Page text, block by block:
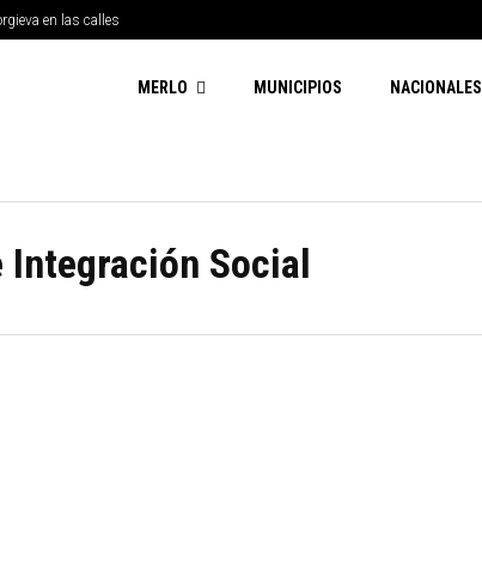
en las calles
MERLO MUNICIPIOS NACIONALES
Integración Social